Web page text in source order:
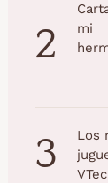
2
mi
3
Los